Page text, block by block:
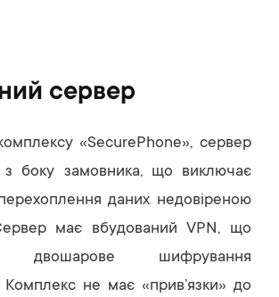
сервер
«SecurePhone», сервер
з боку замовника, що виключає
даних недовіреною
має вбудований VPN, що
двошарове шифрування
Комплекс не має «прив’язки» до